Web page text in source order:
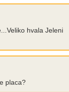
hvala Jeleni
placa?